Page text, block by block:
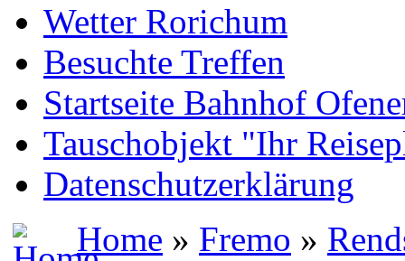
Wetter Rorichum
Besuchte Treffen
Startseite Bahnhof
Tauschobjekt "Ihr
Datenschutzerklärung
Home » Fremo »